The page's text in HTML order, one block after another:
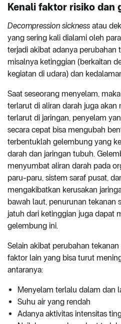
Kenali faktor risiko dan
Decompression sickness atau
yang sering kali dialami oleh
terjadi akibat adanya perubahan
misalnya ketinggian (berkaitan
kegiatan di udara) dan
Saat seseorang menyelam,
terlarut di aliran darah juga akan
terlarut di jaringan, penyelam
secara cepat bisa mengubah
terbentuklah gelembung yang
darah dan jaringan tubuh.
menyumbat aliran darah pada
paru-paru, sistem saraf pusat,
mengakibatkan kerusakan
bawah laut, penurunan tekanan
jatuh dari ketinggian juga dapat
gelembung ini.
Selain akibat perubahan
faktor lain yang bisa turut
antaranya:
Menyelam terlalu dalam dan
Suhu air yang rendah
Adanya aktivitas intensitas